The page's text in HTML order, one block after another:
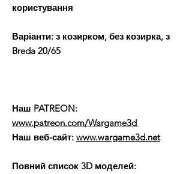
користування
Варіанти: з козирком, без козирка, з
Breda 20/65
Наш PATREON:
www.patreon.com/Wargame3d
Наш веб-сайт: www.wargame3d.net
Повний список 3D моделей: